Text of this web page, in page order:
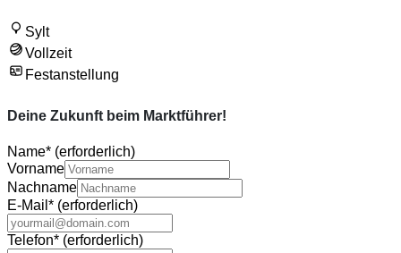
Sylt
Vollzeit
Festanstellung
Deine Zukunft beim Marktführer!
Name* (erforderlich)
Vorname
Nachname
E-Mail * (erforderlich)
Telefon* (erforderlich)